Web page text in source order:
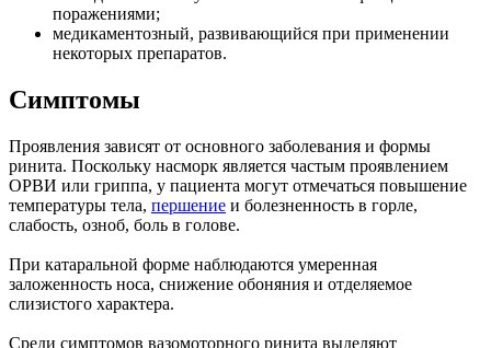
поражениями;
медикаментозный, развивающийся при применении
некоторых препаратов.
Симптомы
Проявления зависят от основного заболевания и формы
ринита. Поскольку насморк является частым проявлением
ОРВИ или гриппа, у пациента могут отмечаться повышение
температуры тела, першение и болезненность в горле,
слабость, озноб, боль в голове.
При катаральной форме наблюдаются умеренная
заложенность носа, снижение обоняния и отделяемое
слизистого характера.
Среди симптомов вазомоторного ринита выделяют